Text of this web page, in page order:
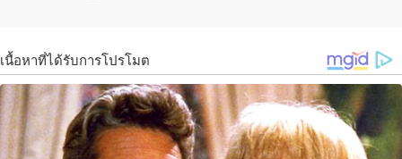
เนื้อหาที่ได้รับการโปรโมต